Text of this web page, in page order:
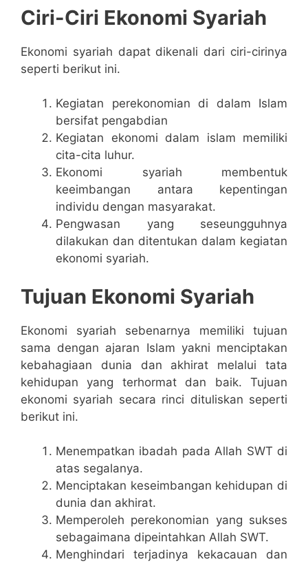
Ciri-Ciri Ekonomi Syariah
Ekonomi syariah dapat dikenali dari ciri-cirinya
seperti berikut ini.
Kegiatan perekonomian di dalam Islam
bersifat pengabdian
Kegiatan ekonomi dalam islam memiliki
cita-cita luhur.
Ekonomi syariah membentuk
keeimbangan antara kepentingan
individu dengan masyarakat.
Pengwasan yang seseungguhnya
dilakukan dan ditentukan dalam kegiatan
ekonomi syariah.
Tujuan Ekonomi Syariah
Ekonomi syariah sebenarnya memiliki tujuan
sama dengan ajaran Islam yakni menciptakan
kebahagiaan dunia dan akhirat melalui tata
kehidupan yang terhormat dan baik. Tujuan
ekonomi syariah secara rinci dituliskan seperti
berikut ini.
Menempatkan ibadah pada Allah SWT di
atas segalanya.
Menciptakan keseimbangan kehidupan di
dunia dan akhirat.
Memperoleh perekonomian yang sukses
sebagaimana dipeintahkan Allah SWT.
Menghindari terjadinya kekacauan dan